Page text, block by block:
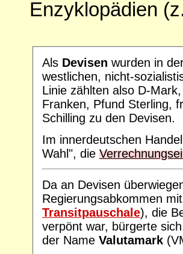
Enzyklopädien
Als Devisen wurden in
westlichen, nicht-
Linie zählten also D-
Franken, Pfund Sterling,
Schilling zu den Devisen.
Im innerdeutschen
Wahl", die
Da an Devisen
Regierungsabkommen
Transitpauschale), die
verpönt war, bürgerte
der Name Valutamark